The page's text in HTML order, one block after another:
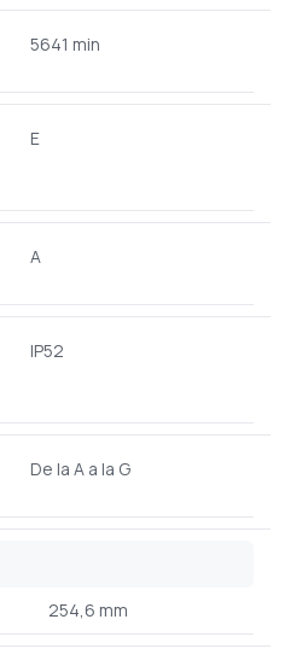
5641 min
E
A
IP52
De la A a la G
254,6 mm